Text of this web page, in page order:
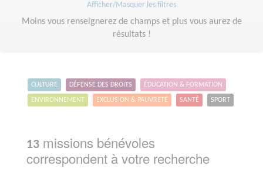
Afficher/Masquer les filtres
Moins vous renseignerez de champs et plus vous aurez de
résultats !
CULTURE DÉFENSE DES DROITS ÉDUCATION & FORMATION
ENVIRONNEMENT EXCLUSION & PAUVRETÉ SANTÉ SPORT
13 missions bénévoles
correspondent à votre recherche